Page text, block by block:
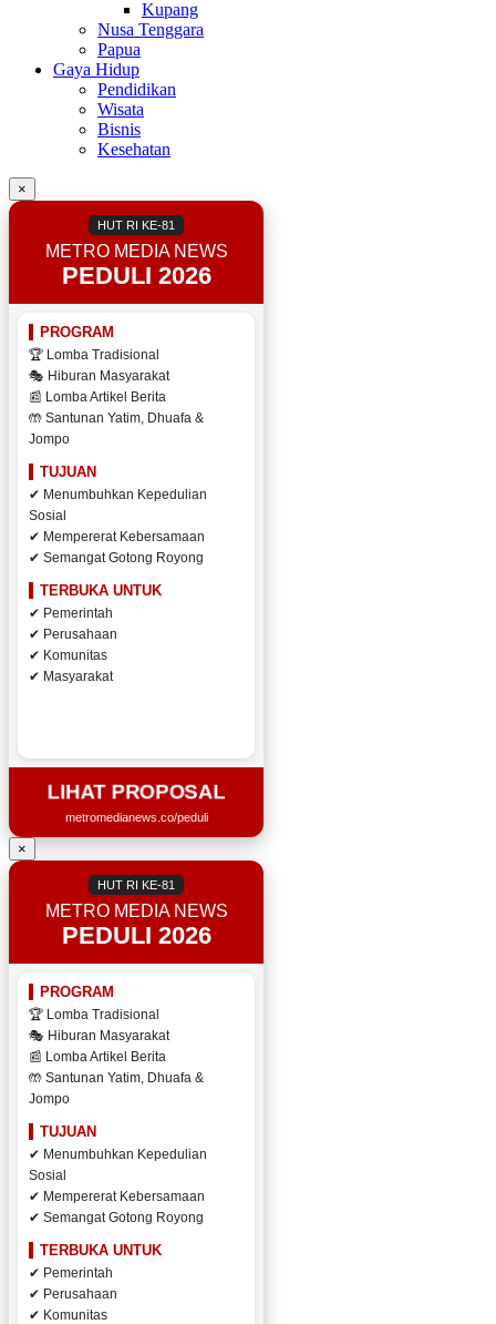
Kupang
Nusa Tenggara
Papua
Gaya Hidup
Pendidikan
Wisata
Bisnis
Kesehatan
×
HUT RI KE-81
METRO MEDIA NEWS
PEDULI 2026
PROGRAM
🏆 Lomba Tradisional
🎭 Hiburan Masyarakat
📰 Lomba Artikel Berita
🤲 Santunan Yatim, Dhuafa &
Jompo
TUJUAN
✔ Menumbuhkan Kepedulian
Sosial
✔ Mempererat Kebersamaan
✔ Semangat Gotong Royong
TERBUKA UNTUK
✔ Pemerintah
✔ Perusahaan
✔ Komunitas
✔ Masyarakat
LIHAT PROPOSAL
metromedianews.co/peduli
×
HUT RI KE-81
METRO MEDIA NEWS
PEDULI 2026
PROGRAM
🏆 Lomba Tradisional
🎭 Hiburan Masyarakat
📰 Lomba Artikel Berita
🤲 Santunan Yatim, Dhuafa &
Jompo
TUJUAN
✔ Menumbuhkan Kepedulian
Sosial
✔ Mempererat Kebersamaan
✔ Semangat Gotong Royong
TERBUKA UNTUK
✔ Pemerintah
✔ Perusahaan
✔ Komunitas